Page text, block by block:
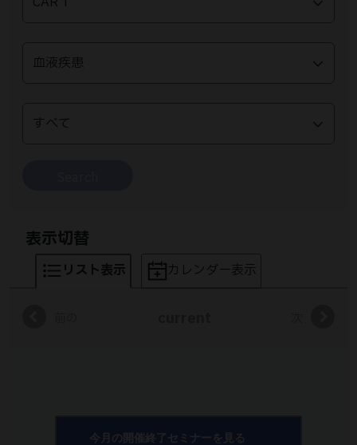
表示切替
リスト表示 カレンダー表示
今月の開催終了セミナーを見る